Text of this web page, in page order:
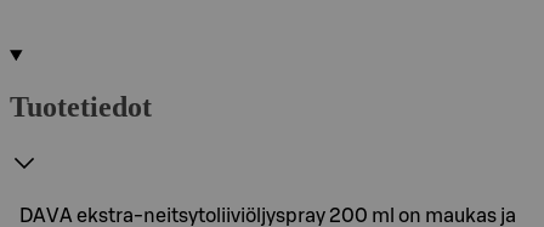
Tuotetiedot
DAVA ekstra-neitsytoliiviöljyspray 200 ml on maukas ja